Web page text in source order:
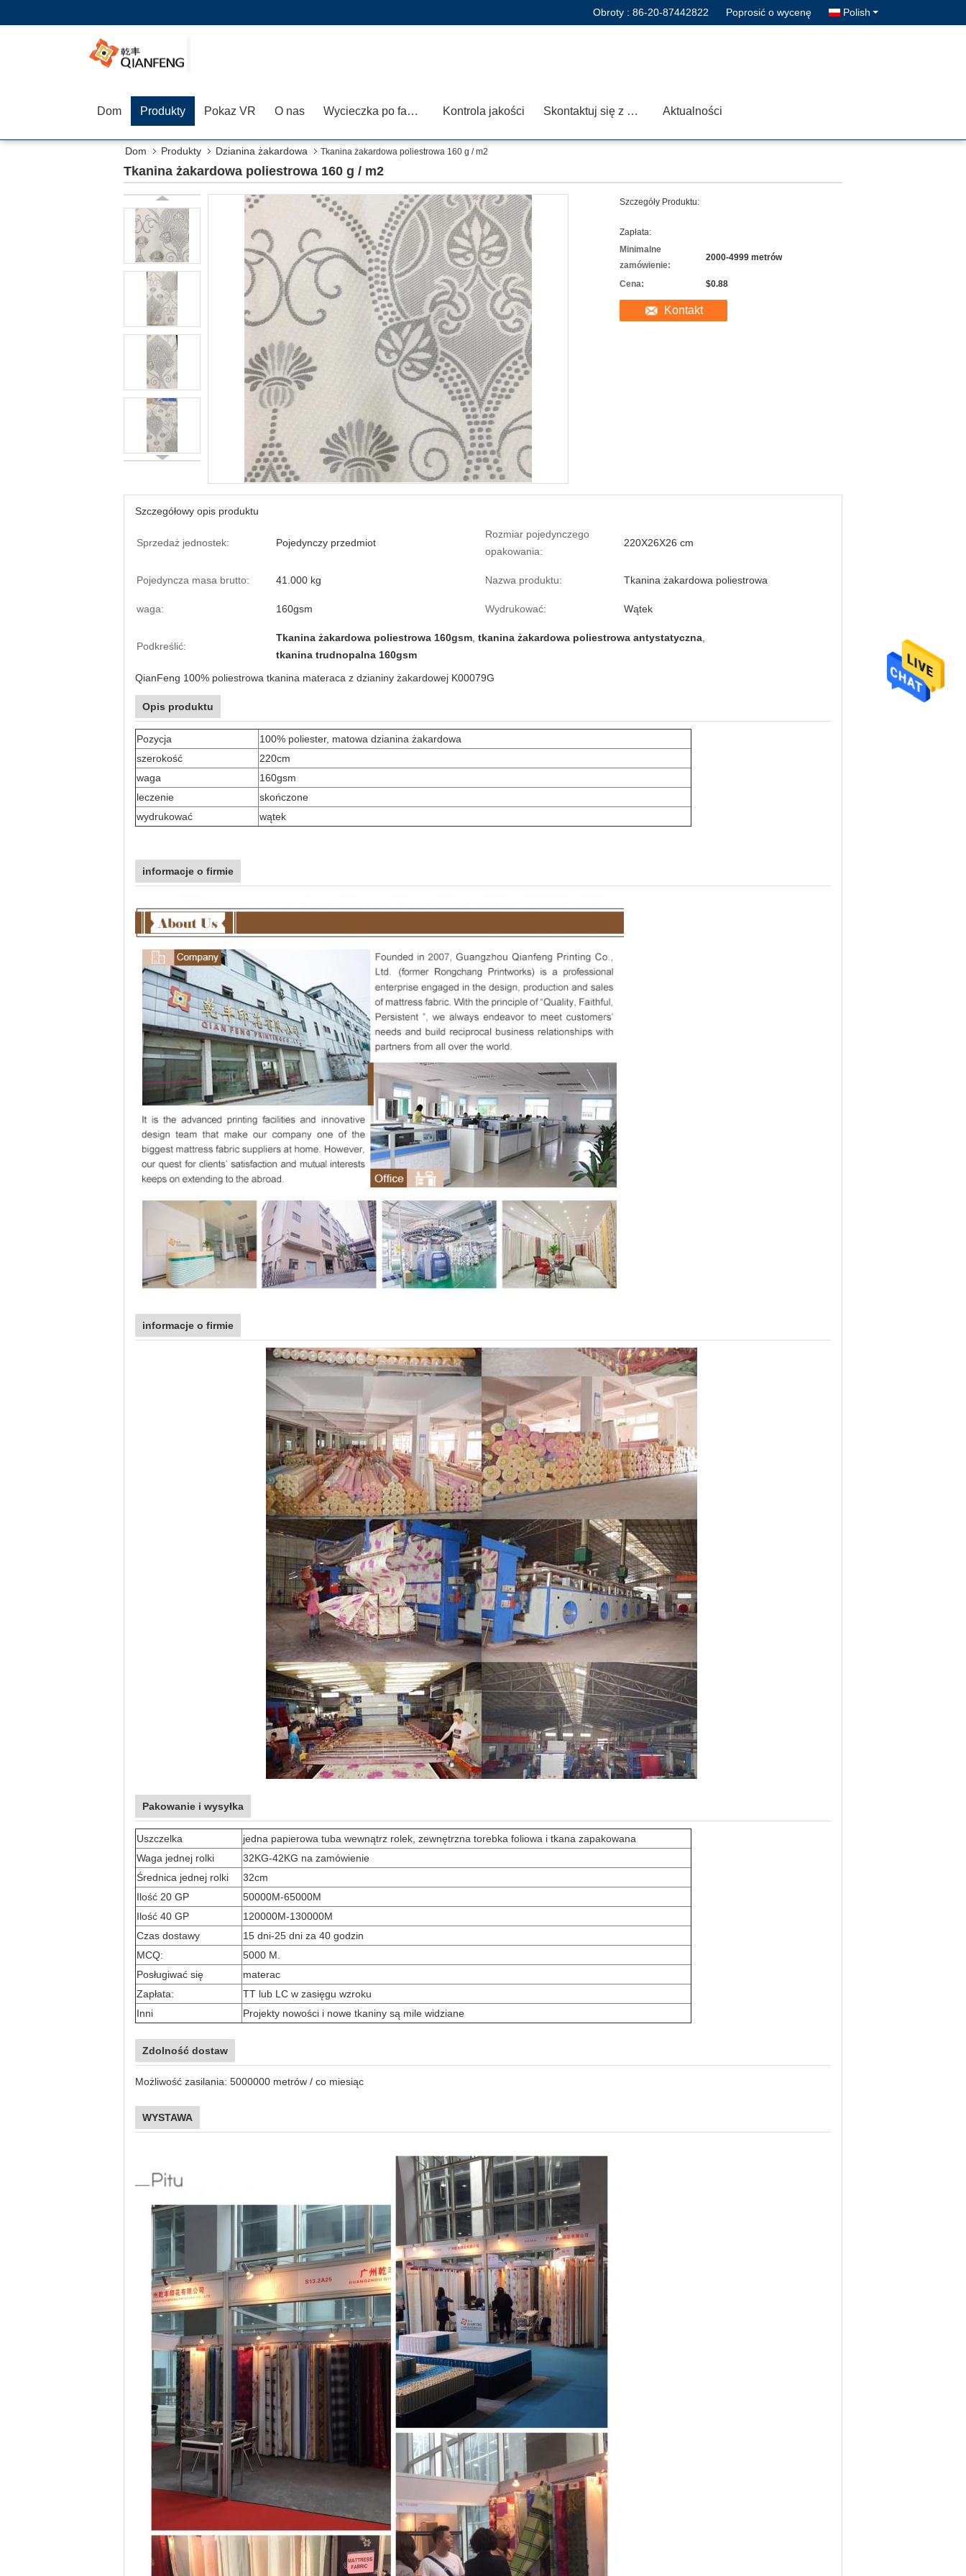
Obroty : 86-20-87442822 Poprosić o wycenę Polish
Dom Produkty Pokaz VR O nas Wycieczka po fabryce Kontrola jakości Skontaktuj się z nami Aktualności
Dom Produkty Dzianina żakardowa Tkanina żakardowa poliestrowa 160 g / m2
Tkanina żakardowa poliestrowa 160 g / m2
Szczegóły Produktu:
Zapłata:
Minimalne
zamówienie:
2000-4999 metrów
Cena: $0.88
Kontakt
Szczegółowy opis produktu
Sprzedaż jednostek: Pojedynczy przedmiot
Rozmiar pojedynczego
opakowania:
220X26X26 cm
Pojedyncza masa brutto: 41.000 kg Nazwa produktu: Tkanina żakardowa poliestrowa
waga: 160gsm Wydrukować: Wątek
Podkreślić:
Tkanina żakardowa poliestrowa 160gsm tkanina żakardowa poliestrowa antystatyczna
tkanina trudnopalna 160gsm
QianFeng 100% poliestrowa tkanina materaca z dzianiny żakardowej K00079G
Opis produktu
Pozycja
100% poliester, matowa dzianina żakardowa
szerokość
220cm
waga
160gsm
leczenie
skończone
wydrukować
wątek
informacje o firmie
informacje o firmie
Pakowanie i wysyłka
Uszczelka
jedna papierowa tuba wewnątrz rolek, zewnętrzna torebka foliowa i tkana zapakowana
Waga jednej rolki
32KG-42KG na zamówienie
Średnica jednej rolki
32cm
Ilość 20 GP
50000M-65000M
Ilość 40 GP
120000M-130000M
Czas dostawy
15 dni-25 dni za 40 godzin
MCQ:
5000 M.
Posługiwać się
materac
Zapłata:
TT lub LC w zasięgu wzroku
Inni
Projekty nowości i nowe tkaniny są mile widziane
Zdolność dostaw
Możliwość zasilania: 5000000 metrów / co miesiąc
WYSTAWA